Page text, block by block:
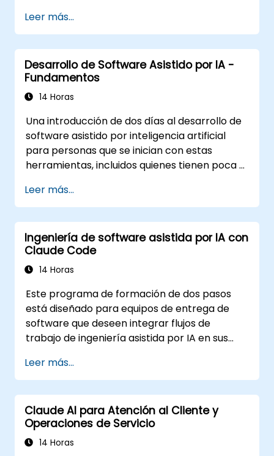
personalización (Reglas, AGENTS.md,
Habilidades, MCP, Agentes), la conexión y
creación de servidores MCP, la ejecución
simultánea de agentes y un flujo de trabajo
agéntico estructurado. El contenido es
independiente de la herramienta. Se basa en
Leer más...
Desarrollo de Software Asistido por IA -
Fundamentos
14 Horas
Una introducción de dos días al desarrollo de
software asistido por inteligencia artificial
para personas que se inician con estas
herramientas, incluidos quienes tienen poca o
cubre cómo funcionan las herramientas,
cómo dirigirlas mediante prompts y cómo
aplicarlas a tareas comunes: crear un
pequeño proyecto desde cero, trabajar en
una base de código existente y revisar los
resultados. El material es independiente del
Cursor, Claude Code, Copilot y herramientas
similares. Este curso precede al curso Flujos
de Trabajo Avanzados de Desarrollo con IA
Agéntica.
Leer más...
Ingeniería de software asistida por IA con
Claude Code
14 Horas
Este programa de formación de dos pasos
está diseñado para equipos de entrega de
software que deseen integrar flujos de
trabajo de ingeniería asistida por IA en sus
Leer más...
Claude AI para Atención al Cliente y
Operaciones de Servicio
14 Horas